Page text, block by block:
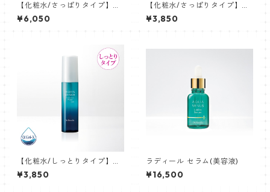
【化粧水/さっぱりタイプ】ピ
ュアモイスチャーウォーター 1
50mL
¥6,050
【化粧水/さっぱりタイプ】ピ
ュアモイスチャーウォーター 6
0mL
¥3,850
【化粧水/しっとりタイプ】ピ
ュアモイスチャーウォーター
ヴェール 60mL
¥3,850
ラディール セラム(美容液)
¥16,500